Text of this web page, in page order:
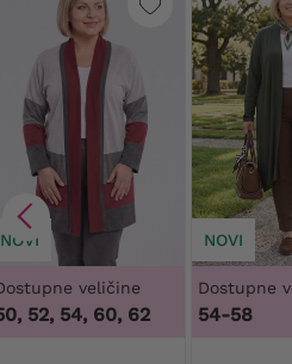
NOVI
veličine
52, 54, 60, 62
NOVI
Dostupne
54-58